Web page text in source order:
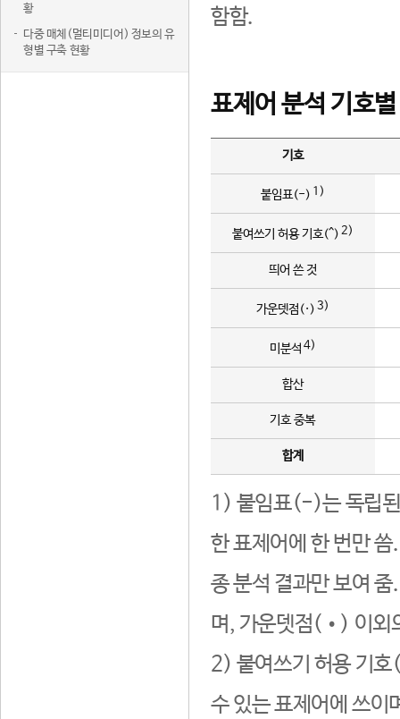
황
다중 매체(멀티미디어) 정보의 유
형별 구축 현황
함함.
표제어 분석 기호
기호
붙임표(-) 1)
붙여쓰기 허용 기호(^) 2)
띄어 쓴 것
가운뎃점(·) 3)
미분석 4)
합산
기호 중복
합계
1) 붙임표(-)는 독립된
한 표제어에 한 번만
종 분석 결과만 보여
며, 가운뎃점(•) 이외
2) 붙여쓰기 허용 기호
수 있는 표제어에 쓰이